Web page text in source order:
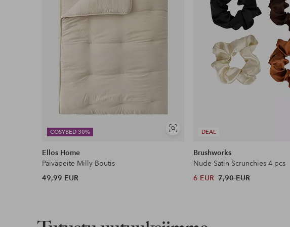
Ilmainen toimitus
Koskee yli 69 € normaalipaketteja
Lue lisää
Lasku & Tili
Edullisimmat maksutapamme
Lue lisää
COSYBED 30%
Näytä
Ellos Home
Päiväpeite Milly Boutis
49,99 EUR
DEAL
Brushworks
Nude Satin Scrunchies 4 pcs
6 EUR 7,90 EUR